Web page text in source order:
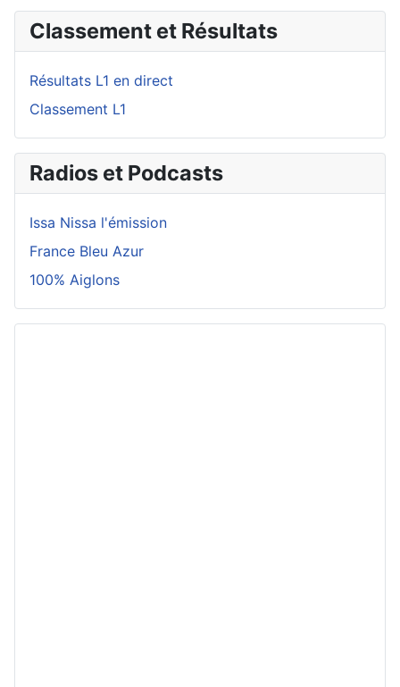
Classement et Résultats
Résultats L1 en direct
Classement L1
Radios et Podcasts
Issa Nissa l'émission
France Bleu Azur
100% Aiglons